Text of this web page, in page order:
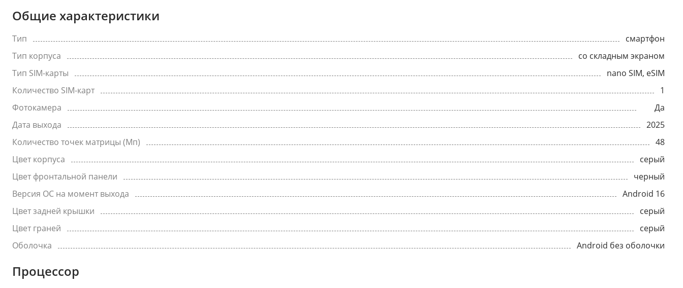
Общие характеристики
Тип
смартфон
Тип корпуса
со складным экраном
Тип SIM-карты
nano SIM, eSIM
Количество SIM-карт
1
Фотокамера
Да
Дата выхода
2025
Количество точек матрицы (Мп)
48
Цвет корпуса
серый
Цвет фронтальной панели
черный
Версия ОС на момент выхода
Android 16
Цвет задней крышки
серый
Цвет граней
серый
Оболочка
Android без оболочки
Процессор